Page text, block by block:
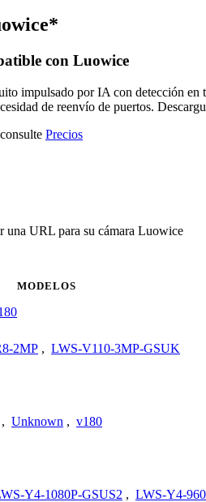
con Luowice
impulsado por IA con detección en
de reenvío de puertos.
Precios
una URL para su cámara Luowice
MODELOS
2MP , LWS-V110-3MP-GSUK
, Unknown , v180
Y4-1080P-GSUS2 , LWS-Y4-